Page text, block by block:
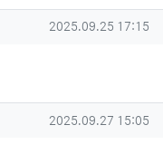
작성일
2025.09.25 17:15
작성일
2025.09.27 15:05